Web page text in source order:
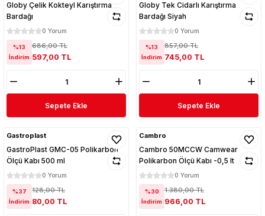
Globy Çelik Kokteyl Karıştırma
Bardağı
0 Yorum
%13
İndirim
686,00 TL
597,00 TL
Sepete Ekle
Globy Tek Cidarlı Karıştırma
Bardağı Siyah
0 Yorum
%13
İndirim
857,00 TL
745,00 TL
Sepete Ekle
Gastroplast
GastroPlast GMC-05 Polikarbon
Ölçü Kabı 500 ml
0 Yorum
%37
İndirim
128,00 TL
80,00 TL
Cambro
Cambro 50MCCW Camwear
Polikarbon Ölçü Kabı -0,5 lt
0 Yorum
%30
İndirim
1.380,00 TL
966,00 TL